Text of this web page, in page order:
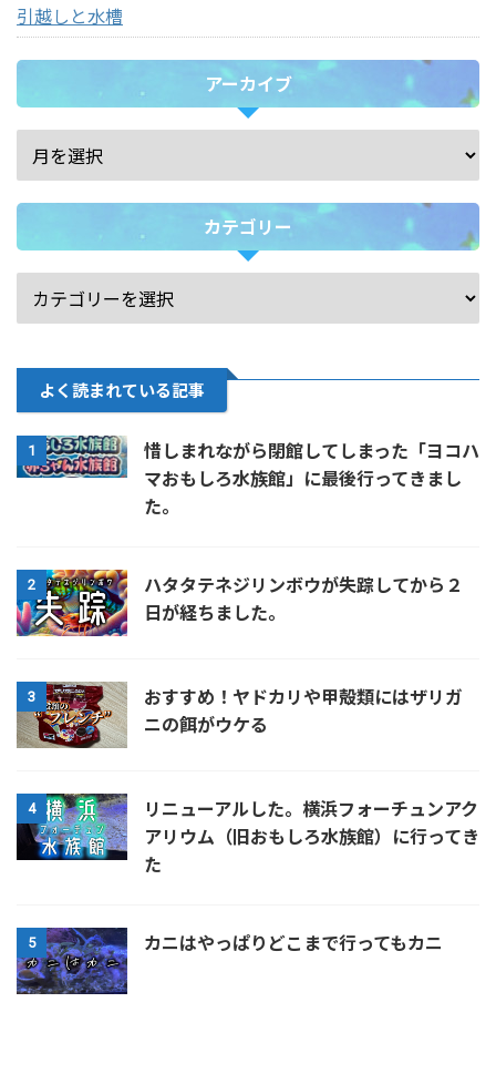
引越しと水槽
アーカイブ
カテゴリー
よく読まれている記事
1
惜しまれながら閉館してしまった「ヨコハ
マおもしろ水族館」に最後行ってきまし
た。
2
ハタタテネジリンボウが失踪してから２
日が経ちました。
3
おすすめ！ヤドカリや甲殻類にはザリガ
ニの餌がウケる
4
リニューアルした。横浜フォーチュンアク
アリウム（旧おもしろ水族館）に行ってき
た
5 カニはやっぱりどこまで行ってもカニ